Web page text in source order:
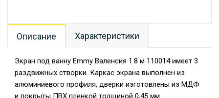
Описание Характеристики
Экран под ванну Emmy Валенсия 1.8 м 110014 имеет 3
раздвижных створки. Каркас экрана выполнен из
алюминиевого профиля, дверки изготовлены из МДФ
и покрыты ПВХ пленкой толщиной 0,45 мм.